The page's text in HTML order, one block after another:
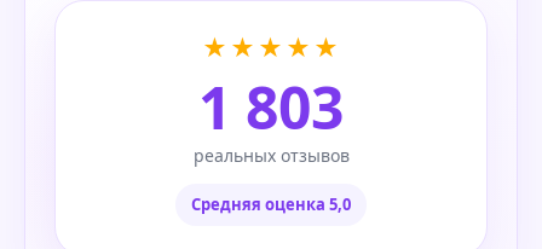
★★★★★
1 803
реальных отзывов
Средняя оценка 5,0